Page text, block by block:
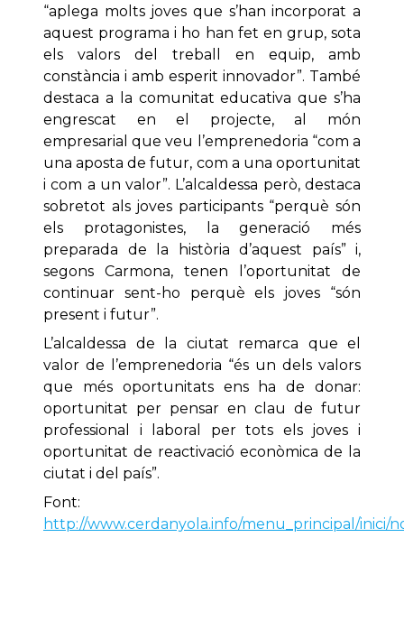
“aplega molts joves que s’han incorporat a
aquest programa i ho han fet en grup, sota
els valors del treball en equip, amb
constància i amb esperit innovador”. També
destaca a la comunitat educativa que s’ha
engrescat en el projecte, al món
empresarial que veu l’emprenedoria “com a
una aposta de futur, com a una oportunitat
i com a un valor”. L’alcaldessa però, destaca
sobretot als joves participants “perquè són
els protagonistes, la generació més
preparada de la història d’aquest país” i,
segons Carmona, tenen l’oportunitat de
continuar sent-ho perquè els joves “són
present i futur”.
L’alcaldessa de la ciutat remarca que el
valor de l’emprenedoria “és un dels valors
que més oportunitats ens ha de donar:
oportunitat per pensar en clau de futur
professional i laboral per tots els joves i
oportunitat de reactivació econòmica de la
ciutat i del país”.
Font:
http://www.cerdanyola.info/menu_principal/inici/